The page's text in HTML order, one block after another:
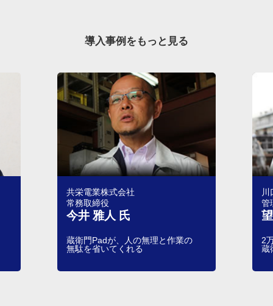
導入事例をもっと見る
共栄電業株式会社
常務取締役
今井 雅人 氏
蔵衛門Padが、人の無理と作業の
無駄を省いてくれる
管
2
蔵